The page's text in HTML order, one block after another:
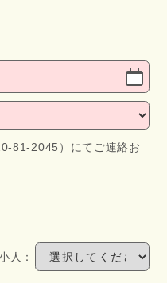
81-2045）にてご連絡お